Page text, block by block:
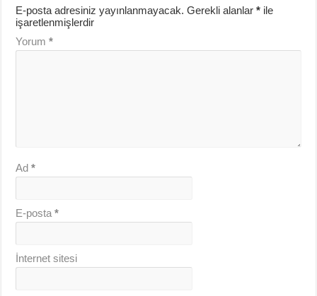
E-posta adresiniz yayınlanmayacak. Gerekli alanlar* ile
işaretlenmişlerdir
Yorum*
Ad*
E-posta*
İnternet sitesi